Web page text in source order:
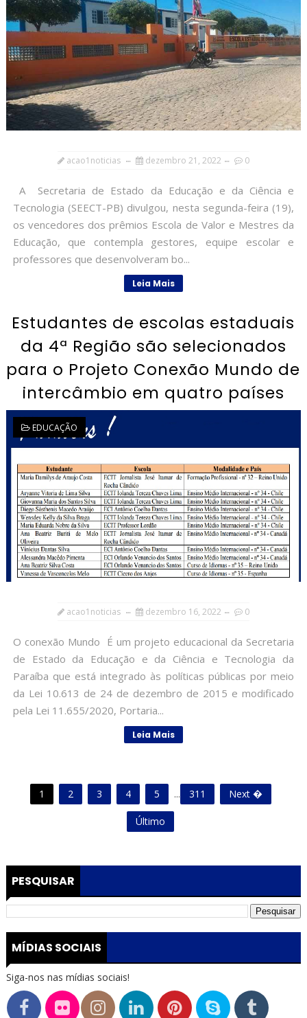
acao1noticias dezembro 21, 2022 0
A Secretaria de Estado da Educação e da Ciência e
Tecnologia (SEECT-PB) divulgou, nesta segunda-feira (19),
os vencedores dos prêmios Escola de Valor e Mestres da
Educação, que contempla gestores, equipe escolar e
professores que desenvolveram bo...
Leia Mais
Estudantes de escolas estaduais
da 4ª Região são selecionados
para o Projeto Conexão Mundo de
intercâmbio em quatro países
EDUCAÇÃO
acao1noticias dezembro 16, 2022 0
O conexão Mundo É um projeto educacional da Secretaria
de Estado da Educação e da Ciência e Tecnologia da
Paraíba que está integrado às políticas públicas por meio
da Lei 10.613 de 24 de dezembro de 2015 e modificado
pela Lei 11.655/2020, Portaria...
Leia Mais
1 2 3 4 5 ... 311 Next �
Último
PESQUISAR
MÍDIAS SOCIAIS
Siga-nos nas mídias sociais!